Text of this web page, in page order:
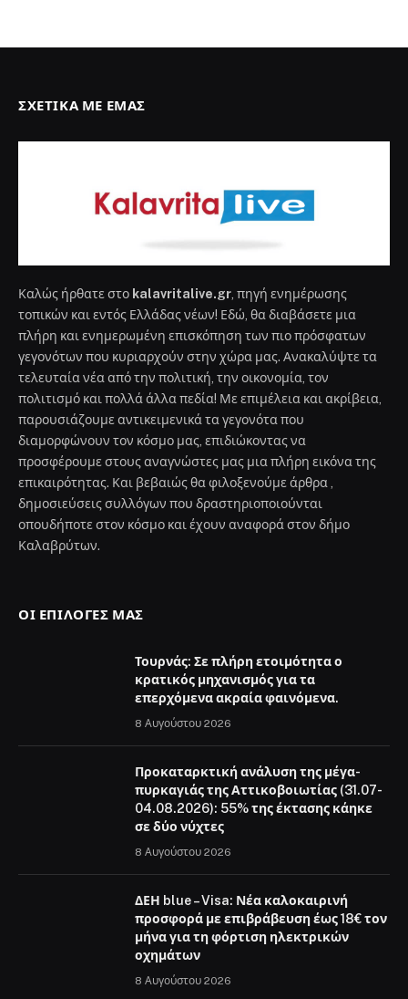
ΣΧΕΤΙΚΆ ΜΕ ΕΜΆΣ
Καλώς ήρθατε στο kalavritalive.gr , πηγή ενημέρωσης
τοπικών και εντός Ελλάδας νέων! Εδώ, θα διαβάσετε μια
πλήρη και ενημερωμένη επισκόπηση των πιο πρόσφατων
γεγονότων που κυριαρχούν στην χώρα μας. Ανακαλύψτε τα
τελευταία νέα από την πολιτική, την οικονομία, τον
πολιτισμό και πολλά άλλα πεδία! Με επιμέλεια και ακρίβεια,
παρουσιάζουμε αντικειμενικά τα γεγονότα που
διαμορφώνουν τον κόσμο μας, επιδιώκοντας να
προσφέρουμε στους αναγνώστες μας μια πλήρη εικόνα της
επικαιρότητας. Και βεβαιώς θα φιλοξενούμε άρθρα ,
δημοσιεύσεις συλλόγων που δραστηριοποιούνται
οπουδήποτε στον κόσμο και έχουν αναφορά στον δήμο
Καλαβρύτων.
ΟΙ ΕΠΙΛΟΓΈΣ ΜΑΣ
Τουρνάς: Σε πλήρη ετοιμότητα ο
κρατικός μηχανισμός για τα
επερχόμενα ακραία φαινόμενα.
8 Αυγούστου 2026
Προκαταρκτική ανάλυση της μέγα-
πυρκαγιάς της Αττικοβοιωτίας (31.07-
04.08.2026): 55% της έκτασης κάηκε
σε δύο νύχτες
8 Αυγούστου 2026
ΔΕΗ blue – Visa: Νέα καλοκαιρινή
προσφορά με επιβράβευση έως 18€ τον
μήνα για τη φόρτιση ηλεκτρικών
οχημάτων
8 Αυγούστου 2026